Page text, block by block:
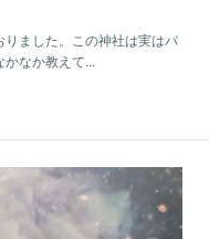
ました。この神社は実はパ
なか教えて...